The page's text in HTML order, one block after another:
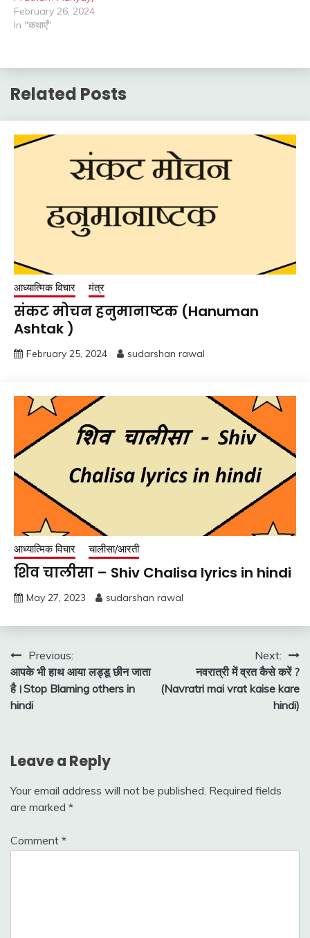
February 26, 2024
In "कथाएँ"
Related Posts
आध्यात्मिक विचार मंत्र
संकट मोचन हनुमानाष्टक (Hanuman
Ashtak )
February 25, 2024 sudarshan rawal
आध्यात्मिक विचार चालीसा/आरती
शिव चालीसा – Shiv Chalisa lyrics in hindi
May 27, 2023 sudarshan rawal
Post
navigation
Previous:
आपके भी हाथ आया लड्डू छीन जाता
है।Stop Blaming others in
hindi
Next:
नवरात्री में व्रत कैसे करें ?
(Navratri mai vrat kaise kare
hindi)
Leave a Reply
Your email address will not be published. Required fields
are marked *
Comment *